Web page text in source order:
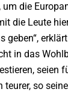
um die
die Leute
geben“,
in das
seien
so